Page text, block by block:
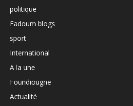
politique
Fadoum blogs
sport
International
A la une
Foundiougne
Actualité